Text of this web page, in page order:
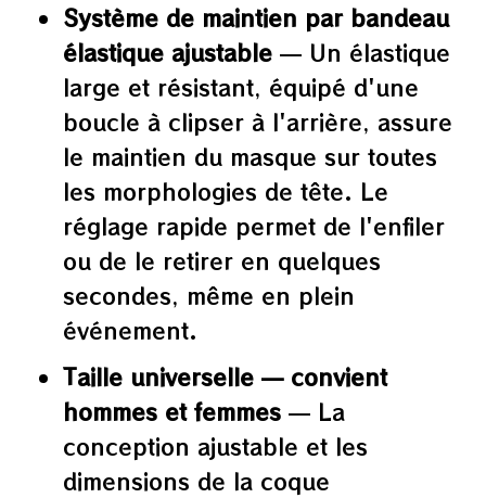
Système de maintien par bandeau
élastique ajustable — Un élastique
large et résistant, équipé d'une
boucle à clipser à l'arrière, assure
le maintien du masque sur toutes
les morphologies de tête. Le
réglage rapide permet de l'enfiler
ou de le retirer en quelques
secondes, même en plein
événement.
Taille universelle — convient
hommes et femmes — La
conception ajustable et les
dimensions de la coque